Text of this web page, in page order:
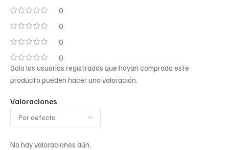
0
0
0
0
Valoraciones
No hay valoraciones aún.
Solo los usuarios registrados que hayan comprado este
producto pueden hacer una valoración.